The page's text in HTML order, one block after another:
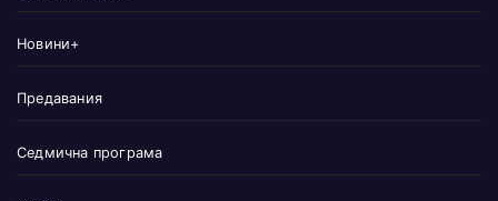
Новини+
Предавания
Седмична програма